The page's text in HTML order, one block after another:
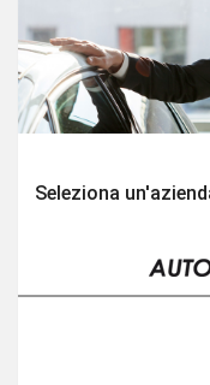
Seleziona